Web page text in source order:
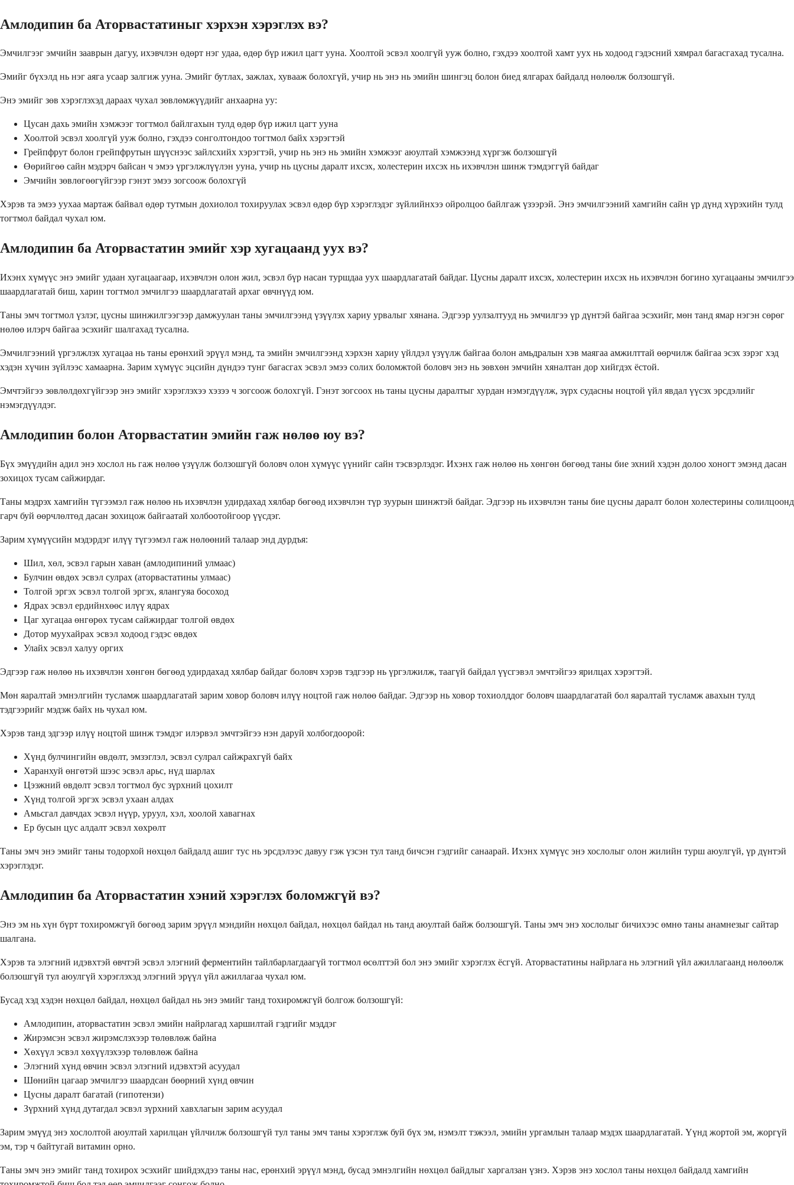
Амлодипин ба Аторвастатиныг хэрхэн хэрэглэх вэ?
Эмчилгээг эмчийн зааврын дагуу, ихэвчлэн өдөрт нэг удаа, өдөр бүр ижил цагт ууна. Хоолтой эсвэл хоолгүй ууж болно, гэхдээ хоолтой хамт уух нь ходоод гэдэсний хямрал багасгахад тусална.
Эмийг бүхэлд нь нэг аяга усаар залгиж ууна. Эмийг бутлах, зажлах, хувааж болохгүй, учир нь энэ нь эмийн шингэц болон биед ялгарах байдалд нөлөөлж болзошгүй.
Энэ эмийг зөв хэрэглэхэд дараах чухал зөвлөмжүүдийг анхаарна уу:
Цусан дахь эмийн хэмжээг тогтмол байлгахын тулд өдөр бүр ижил цагт ууна
Хоолтой эсвэл хоолгүй ууж болно, гэхдээ сонголтондоо тогтмол байх хэрэгтэй
Грейпфрут болон грейпфрутын шүүснээс зайлсхийх хэрэгтэй, учир нь энэ нь эмийн хэмжээг аюултай хэмжээнд хүргэж болзошгүй
Өөрийгөө сайн мэдэрч байсан ч эмээ үргэлжлүүлэн ууна, учир нь цусны даралт ихсэх, холестерин ихсэх нь ихэвчлэн шинж тэмдэггүй байдаг
Эмчийн зөвлөгөөгүйгээр гэнэт эмээ зогсоож болохгүй
Хэрэв та эмээ уухаа мартаж байвал өдөр тутмын дохиолол тохируулах эсвэл өдөр бүр хэрэглэдэг зүйлийнхээ ойролцоо байлгаж үзээрэй. Энэ эмчилгээний хамгийн сайн үр дүнд хүрэхийн тулд
тогтмол байдал чухал юм.
Амлодипин ба Аторвастатин эмийг хэр хугацаанд уух вэ?
Ихэнх хүмүүс энэ эмийг удаан хугацаагаар, ихэвчлэн олон жил, эсвэл бүр насан туршдаа уух шаардлагатай байдаг. Цусны даралт ихсэх, холестерин ихсэх нь ихэвчлэн богино хугацааны эмчилгээ
шаардлагатай биш, харин тогтмол эмчилгээ шаардлагатай архаг өвчнүүд юм.
Таны эмч тогтмол үзлэг, цусны шинжилгээгээр дамжуулан таны эмчилгээнд үзүүлэх хариу урвалыг хянана. Эдгээр уулзалтууд нь эмчилгээ үр дүнтэй байгаа эсэхийг, мөн танд ямар нэгэн сөрөг
нөлөө илэрч байгаа эсэхийг шалгахад тусална.
Эмчилгээний үргэлжлэх хугацаа нь таны ерөнхий эрүүл мэнд, та эмийн эмчилгээнд хэрхэн хариу үйлдэл үзүүлж байгаа болон амьдралын хэв маягаа амжилттай өөрчилж байгаа эсэх зэрэг хэд
хэдэн хүчин зүйлээс хамаарна. Зарим хүмүүс эцсийн дүндээ тунг багасгах эсвэл эмээ солих боломжтой боловч энэ нь зөвхөн эмчийн хяналтан дор хийгдэх ёстой.
Эмчтэйгээ зөвлөлдөхгүйгээр энэ эмийг хэрэглэхээ хэзээ ч зогсоож болохгүй. Гэнэт зогсоох нь таны цусны даралтыг хурдан нэмэгдүүлж, зүрх судасны ноцтой үйл явдал үүсэх эрсдэлийг
нэмэгдүүлдэг.
Амлодипин болон Аторвастатин эмийн гаж нөлөө юу вэ?
Бүх эмүүдийн адил энэ хослол нь гаж нөлөө үзүүлж болзошгүй боловч олон хүмүүс үүнийг сайн тэсвэрлэдэг. Ихэнх гаж нөлөө нь хөнгөн бөгөөд таны бие эхний хэдэн долоо хоногт эмэнд дасан
зохицох тусам сайжирдаг.
Таны мэдрэх хамгийн түгээмэл гаж нөлөө нь ихэвчлэн удирдахад хялбар бөгөөд ихэвчлэн түр зуурын шинжтэй байдаг. Эдгээр нь ихэвчлэн таны бие цусны даралт болон холестерины солилцоонд
гарч буй өөрчлөлтөд дасан зохицож байгаатай холбоотойгоор үүсдэг.
Зарим хүмүүсийн мэдэрдэг илүү түгээмэл гаж нөлөөний талаар энд дурдъя:
Шил, хөл, эсвэл гарын хаван (амлодипиний улмаас)
Булчин өвдөх эсвэл сулрах (аторвастатины улмаас)
Толгой эргэх эсвэл толгой эргэх, ялангуяа босоход
Ядрах эсвэл ердийнхөөс илүү ядрах
Цаг хугацаа өнгөрөх тусам сайжирдаг толгой өвдөх
Дотор муухайрах эсвэл ходоод гэдэс өвдөх
Улайх эсвэл халуу оргих
Эдгээр гаж нөлөө нь ихэвчлэн хөнгөн бөгөөд удирдахад хялбар байдаг боловч хэрэв тэдгээр нь үргэлжилж, таагүй байдал үүсгэвэл эмчтэйгээ ярилцах хэрэгтэй.
Мөн яаралтай эмнэлгийн тусламж шаардлагатай зарим ховор боловч илүү ноцтой гаж нөлөө байдаг. Эдгээр нь ховор тохиолддог боловч шаардлагатай бол яаралтай тусламж авахын тулд
тэдгээрийг мэдэж байх нь чухал юм.
Хэрэв танд эдгээр илүү ноцтой шинж тэмдэг илэрвэл эмчтэйгээ нэн даруй холбогдоорой:
Хүнд булчингийн өвдөлт, эмзэглэл, эсвэл сулрал сайжрахгүй байх
Харанхуй өнгөтэй шээс эсвэл арьс, нүд шарлах
Цээжний өвдөлт эсвэл тогтмол бус зүрхний цохилт
Хүнд толгой эргэх эсвэл ухаан алдах
Амьсгал давчдах эсвэл нүүр, уруул, хэл, хоолой хавагнах
Ер бусын цус алдалт эсвэл хөхрөлт
Таны эмч энэ эмийг таны тодорхой нөхцөл байдалд ашиг тус нь эрсдэлээс давуу гэж үзсэн тул танд бичсэн гэдгийг санаарай. Ихэнх хүмүүс энэ хослолыг олон жилийн турш аюулгүй, үр дүнтэй
хэрэглэдэг.
Амлодипин ба Аторвастатин хэний хэрэглэх боломжгүй вэ?
Энэ эм нь хүн бүрт тохиромжгүй бөгөөд зарим эрүүл мэндийн нөхцөл байдал, нөхцөл байдал нь танд аюултай байж болзошгүй. Таны эмч энэ хослолыг бичихээс өмнө таны анамнезыг сайтар
шалгана.
Хэрэв та элэгний идэвхтэй өвчтэй эсвэл элэгний ферментийн тайлбарлагдаагүй тогтмол өсөлттэй бол энэ эмийг хэрэглэх ёсгүй. Аторвастатины найрлага нь элэгний үйл ажиллагаанд нөлөөлж
болзошгүй тул аюулгүй хэрэглэхэд элэгний эрүүл үйл ажиллагаа чухал юм.
Бусад хэд хэдэн нөхцөл байдал, нөхцөл байдал нь энэ эмийг танд тохиромжгүй болгож болзошгүй:
Амлодипин, аторвастатин эсвэл эмийн найрлагад харшилтай гэдгийг мэддэг
Жирэмсэн эсвэл жирэмслэхээр төлөвлөж байна
Хөхүүл эсвэл хөхүүлэхээр төлөвлөж байна
Элэгний хүнд өвчин эсвэл элэгний идэвхтэй асуудал
Шөнийн цагаар эмчилгээ шаардсан бөөрний хүнд өвчин
Цусны даралт багатай (гипотензи)
Зүрхний хүнд дутагдал эсвэл зүрхний хавхлагын зарим асуудал
Зарим эмүүд энэ хослолтой аюултай харилцан үйлчилж болзошгүй тул таны эмч таны хэрэглэж буй бүх эм, нэмэлт тэжээл, эмийн ургамлын талаар мэдэх шаардлагатай. Үүнд жортой эм, жоргүй
эм, тэр ч байтугай витамин орно.
Таны эмч энэ эмийг танд тохирох эсэхийг шийдэхдээ таны нас, ерөнхий эрүүл мэнд, бусад эмнэлгийн нөхцөл байдлыг харгалзан үзнэ. Хэрэв энэ хослол таны нөхцөл байдалд хамгийн